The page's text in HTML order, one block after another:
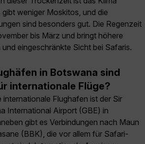
gibt weniger Moskitos, und die
sind besonders gut. Die Regenzeit
bis März und bringt höhere
und eingeschränkte Sicht bei Safaris.
in Botswana sind
internationale Flüge?
internationale Flughafen ist der Sir
International Airport (GBE) in
gibt es Verbindungen nach Maun
(BBK), die vor allem für Safari-